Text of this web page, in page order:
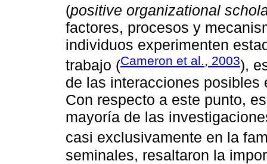
(positive organizational
factores, procesos y
individuos experimenten
trabajo (Cameron et al., 2003),
de las interacciones
Con respecto a este punto,
mayoría de las
casi exclusivamente en la
seminales, resaltaron la